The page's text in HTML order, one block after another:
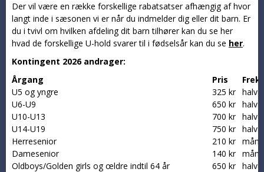
Der vil være en række forskellige rabatsatser afhængig af hvor
langt inde i sæsonen vi er når du indmelder dig eller dit barn. Er
du i tvivl om hvilken afdeling dit barn tilhører kan du se her
hvad de forskellige U-hold svarer til i fødselsår kan du se her.
Kontingent 2026 andrager:
Årgang
Pris
U5 og yngre
325 kr
U6-U9
650 kr
U10-U13
700 kr
U14-U19
750 kr
Herresenior
210 kr
Damesenior
140 kr
Oldboys/Golden girls og œldre indtil 64 år
650 kr